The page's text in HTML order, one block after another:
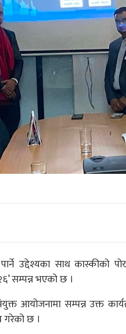
उद्देश्यका साथ कास्कीको
सम्पन्न भएको छ ।
आयोजनामा सम्पन्न उक्त
गरेको छ ।